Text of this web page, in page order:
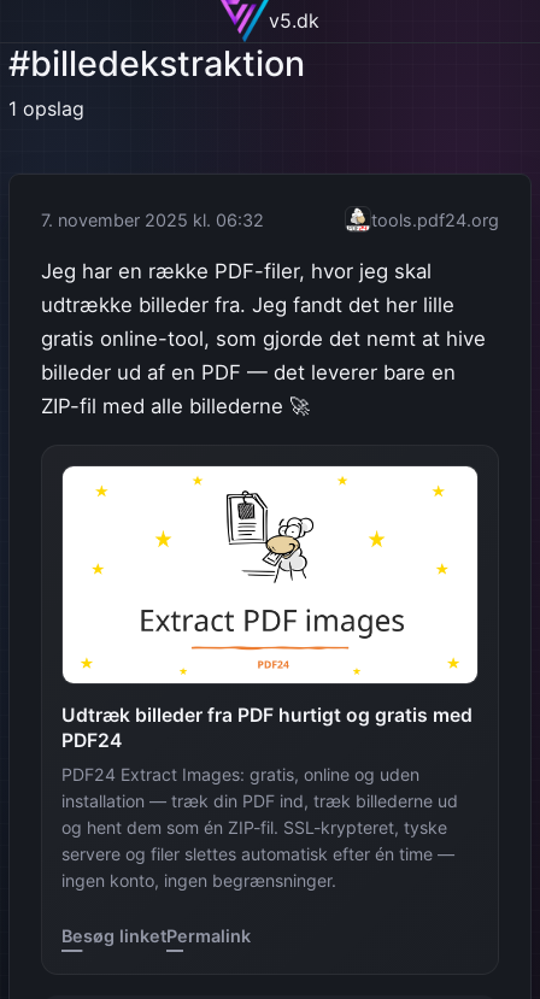
v5.dk
#billedekstraktion
1 opslag
7. november 2025 kl. 06:32 tools.pdf24.org
Jeg har en række PDF-filer, hvor jeg skal
udtrække billeder fra. Jeg fandt det her lille
gratis online-tool, som gjorde det nemt at hive
billeder ud af en PDF — det leverer bare en
ZIP-fil med alle billederne 🚀
Udtræk billeder fra PDF hurtigt og gratis med
PDF24
PDF24 Extract Images: gratis, online og uden
installation — træk din PDF ind, træk billederne ud
og hent dem som én ZIP-fil. SSL-krypteret, tyske
servere og filer slettes automatisk efter én time —
ingen konto, ingen begrænsninger.
Besøg linketPermalink